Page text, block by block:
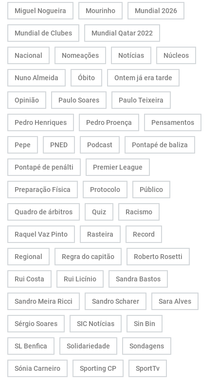
Miguel Nogueira Mourinho Mundial 2026
Mundial de Clubes Mundial Qatar 2022
Nacional Nomeações Notícias Núcleos
Nuno Almeida Óbito Ontem já era tarde
Opinião Paulo Soares Paulo Teixeira
Pedro Henriques Pedro Proença Pensamentos
Pepe PNED Podcast Pontapé de baliza
Pontapé de penálti Premier League
Preparação Física Protocolo Público
Quadro de árbitros Quiz Racismo
Raquel Vaz Pinto Rasteira Record
Regional Regra do capitão Roberto Rosetti
Rui Costa Rui Licínio Sandra Bastos
Sandro Meira Ricci Sandro Scharer Sara Alves
Sérgio Soares SIC Notícias Sin Bin
SL Benfica Solidariedade Sondagens
Sónia Carneiro Sporting CP SportTv